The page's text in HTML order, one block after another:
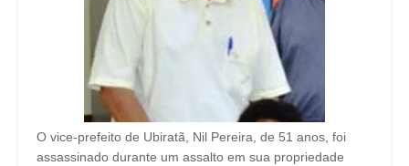
O vice-prefeito de Ubiratã, Nil Pereira, de 51 anos, foi
assassinado durante um assalto em sua propriedade